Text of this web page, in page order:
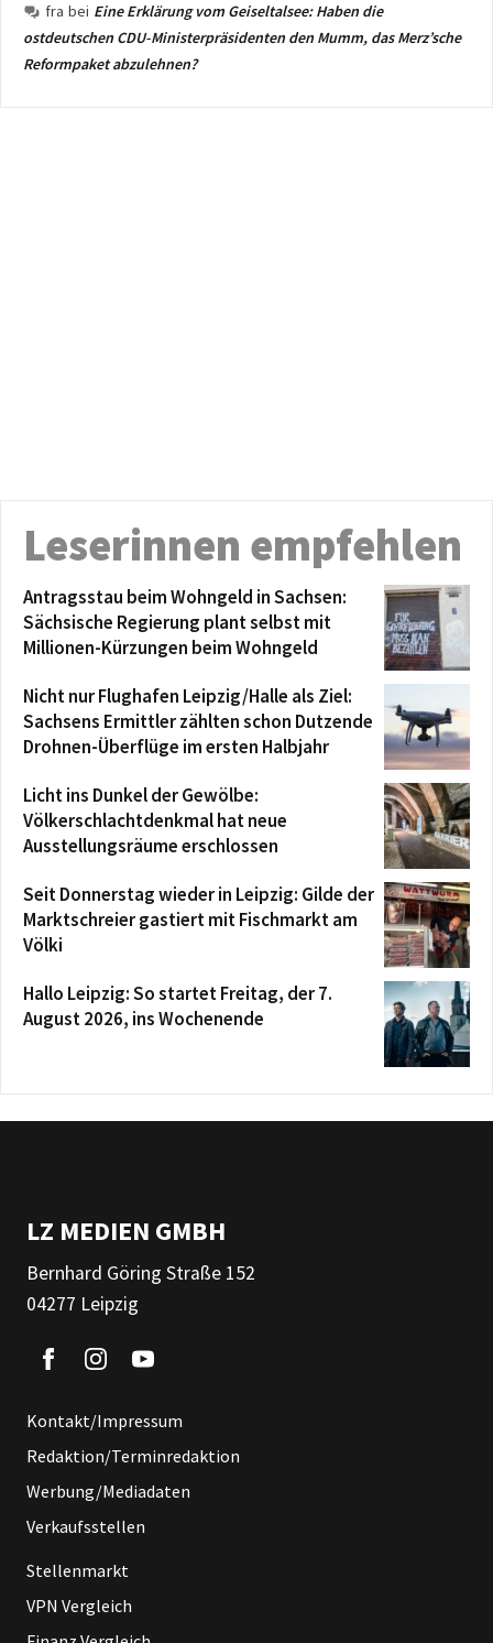
fra bei Eine Erklärung vom Geiseltalsee: Haben die
ostdeutschen CDU-Ministerpräsidenten den Mumm, das Merz’sche
Reformpaket abzulehnen?
Leserinnen empfehlen
Antragsstau beim Wohngeld in Sachsen:
Sächsische Regierung plant selbst mit
Millionen-Kürzungen beim Wohngeld
Nicht nur Flughafen Leipzig/Halle als Ziel:
Sachsens Ermittler zählten schon Dutzende
Drohnen-Überflüge im ersten Halbjahr
Licht ins Dunkel der Gewölbe:
Völkerschlachtdenkmal hat neue
Ausstellungsräume erschlossen
Seit Donnerstag wieder in Leipzig: Gilde der
Marktschreier gastiert mit Fischmarkt am
Völki
Hallo Leipzig: So startet Freitag, der 7.
August 2026, ins Wochenende
LZ MEDIEN GMBH
Bernhard Göring Straße 152
04277 Leipzig
Kontakt/Impressum
Redaktion/Terminredaktion
Werbung/Mediadaten
Verkaufsstellen
Stellenmarkt
VPN Vergleich